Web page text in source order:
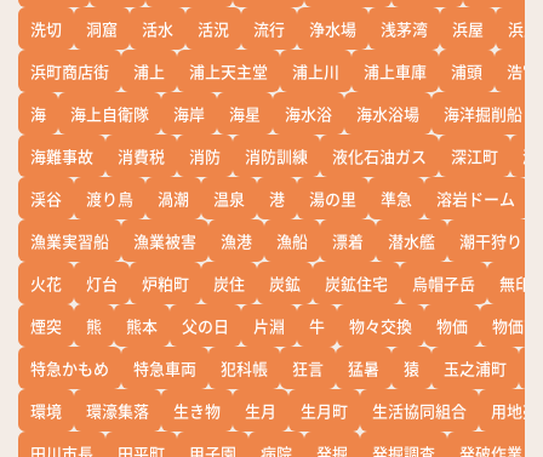
洗切
洞窟 活水 活況 流行 浄水場 浅茅湾 浜屋
浜
浜町商店街
浦上 浦上天主堂 浦上川 浦上車庫 浦頭
浩宮
海
海上自衛隊 海岸 海星 海水浴 海水浴場
海洋掘削船
海難事故
消費税 消防 消防訓練 液化石油ガス 深江町
淵
渓谷
渡り鳥 渦潮 温泉 港 湯の里 準急 溶岩ドーム
漁業実習船
漁業被害 漁港 漁船 漂着 潜水艦
潮干狩り
火花
灯台 炉粕町 炭住 炭鉱 炭鉱住宅 烏帽子岳
無印
煙突
熊 熊本 父の日 片淵 牛 物々交換 物価
物価高
特急かもめ
特急車両 犯科帳 狂言 猛暑 猿 玉之浦町
環境
環濠集落 生き物 生月 生月町 生活協同組合
用地売